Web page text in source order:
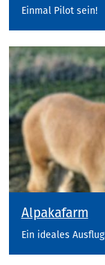
Einmal Pilot sein!
Alpakafarm
Ein ideales